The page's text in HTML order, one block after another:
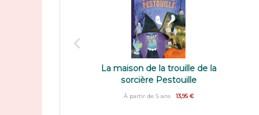
La maison de la trouille de la
sorcière Pestouille
À partir de 5 ans 13,95 €